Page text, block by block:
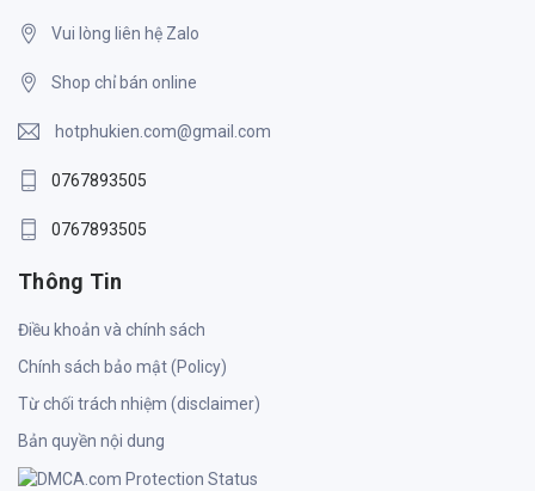
Vui lòng liên hệ Zalo
Shop chỉ bán online
hotphukien.com@gmail.com
0767893505
0767893505
Thông Tin
Điều khoản và chính sách
Chính sách bảo mật (Policy)
Từ chối trách nhiệm (disclaimer)
Bản quyền nội dung